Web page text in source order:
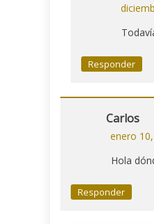
Responder
Carlos
enero
Hola
Responder